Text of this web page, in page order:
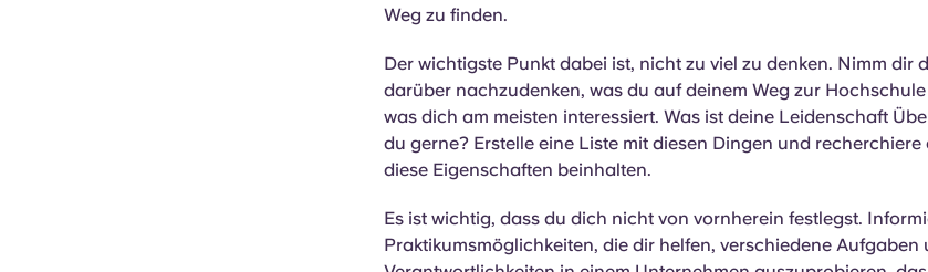
Weg zu finden.
Der wichtigste Punkt dabei ist, nicht zu viel zu denken. Nimm dir
darüber nachzudenken, was du auf deinem Weg zur
was dich am meisten interessiert. Was ist deine Leidenschaft
du gerne? Erstelle eine Liste mit diesen Dingen und
diese Eigenschaften beinhalten.
Es ist wichtig, dass du dich nicht von vornherein festlegst.
Praktikumsmöglichkeiten, die dir helfen, verschiedene Aufgaben